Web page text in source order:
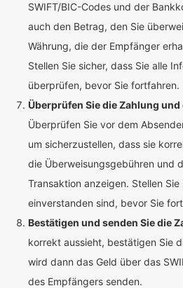
SWIFT/BIC-Codes und der
auch den Betrag, den Sie
Währung, die der Empfänger
Stellen Sie sicher, dass Sie alle
überprüfen, bevor Sie fortfahren.
Überprüfen Sie die Zahlung
Überprüfen Sie vor dem
um sicherzustellen, dass sie
die Überweisungsgebühren und
Transaktion anzeigen. Stellen
einverstanden sind, bevor Sie
Bestätigen und senden Sie die
korrekt aussieht, bestätigen Sie
wird dann das Geld über das
des Empfängers senden.